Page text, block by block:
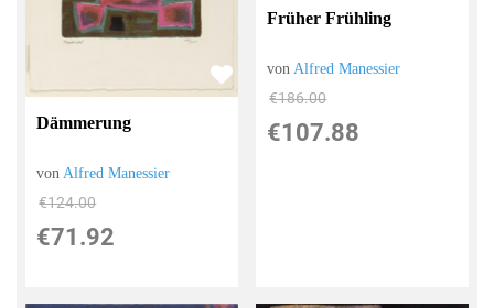
Dämmerung
vonAlfred Manessier
€124.00
€71.92
Früher Frühling
vonAlfred Manessier
€186.00
€107.88